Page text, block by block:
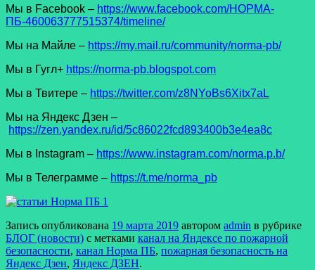
Мы в Facеbook – https://www.facebook.com/НОРМА-
ПБ-460063777515374/timeline/
Мы на Майле – https://my.mail.ru/community/norma-pb/
Мы в Гугл+ https://norma-pb.blogspot.com
Мы в Твитере – https://twitter.com/z8NYoBs6Xitx7aL
Мы на Яндекс Дзен –
https://zen.yandex.ru/id/5c86022fcd893400b3e4ea8c
Мы в Instagram – https://www.instagram.com/norma.p.b/
Мы в Телеграмме – https://t.me/norma_pb
Запись опубликована 19 марта 2019 автором admin в рубрике
БЛОГ (новости) с метками канал на Яндексе по пожарной
безопасности, канал Норма ПБ, пожарная безопасность на
Яндекс Дзен, Яндекс ДЗЕН.